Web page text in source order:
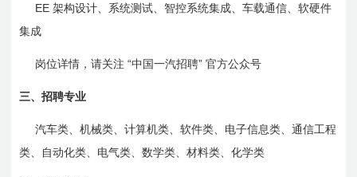
EE架构设计、系统测试、智控系统集成、车载通信、软硬件
集成
岗位详情，请关注 “中国一汽招聘”官方公众号
三、招聘专业
汽车类、机械类、计算机类、软件类、电子信息类、通信工程
类、自动化类、电气类、数学类、材料类、化学类